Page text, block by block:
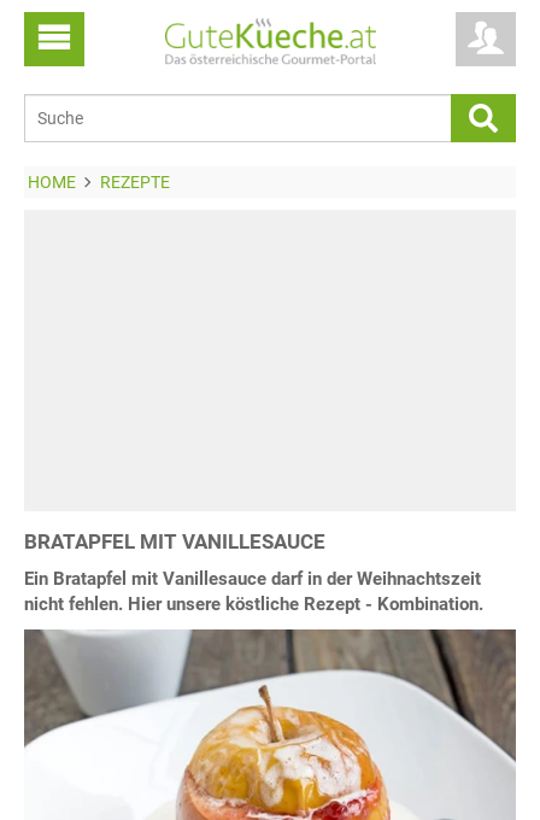
HOME REZEPTE
BRATAPFEL MIT VANILLESAUCE
Ein Bratapfel mit Vanillesauce darf in der Weihnachtszeit
nicht fehlen. Hier unsere köstliche Rezept - Kombination.